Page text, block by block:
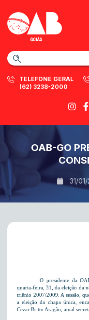
TELEFONE GERAL
(62) 3238-2000
OAB-GO
31/
O presidente da
quarta-feira, 31, da eleição da
triênio 2007/2009. A sessão,
a eleição da chapa única,
Cezar Britto Aragão, atual